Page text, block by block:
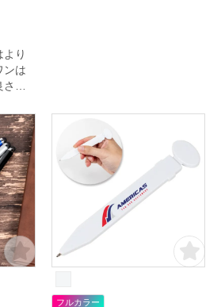
り
ンは
が
フルカラー